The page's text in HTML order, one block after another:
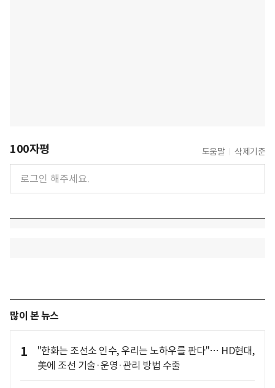
100자평 도움말 삭제기준
많이 본 뉴스
1
"한화는 조선소 인수, 우리는 노하우를 판다"… HD현대,
美에 조선 기술·운영·관리 방법 수출